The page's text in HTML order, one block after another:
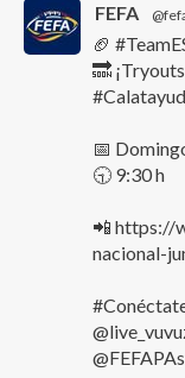
FEFA
🏈
🔜
📅
🕤 9:30 h
📲 https://
nacional-